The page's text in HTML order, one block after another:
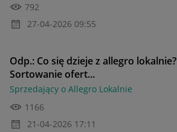
792
‎27-04-2026 09:55
Odp.: Co się dzieje z allegro lokalnie?
Sortowanie ofert...
Sprzedający o Allegro Lokalnie
1166
‎21-04-2026 17:11